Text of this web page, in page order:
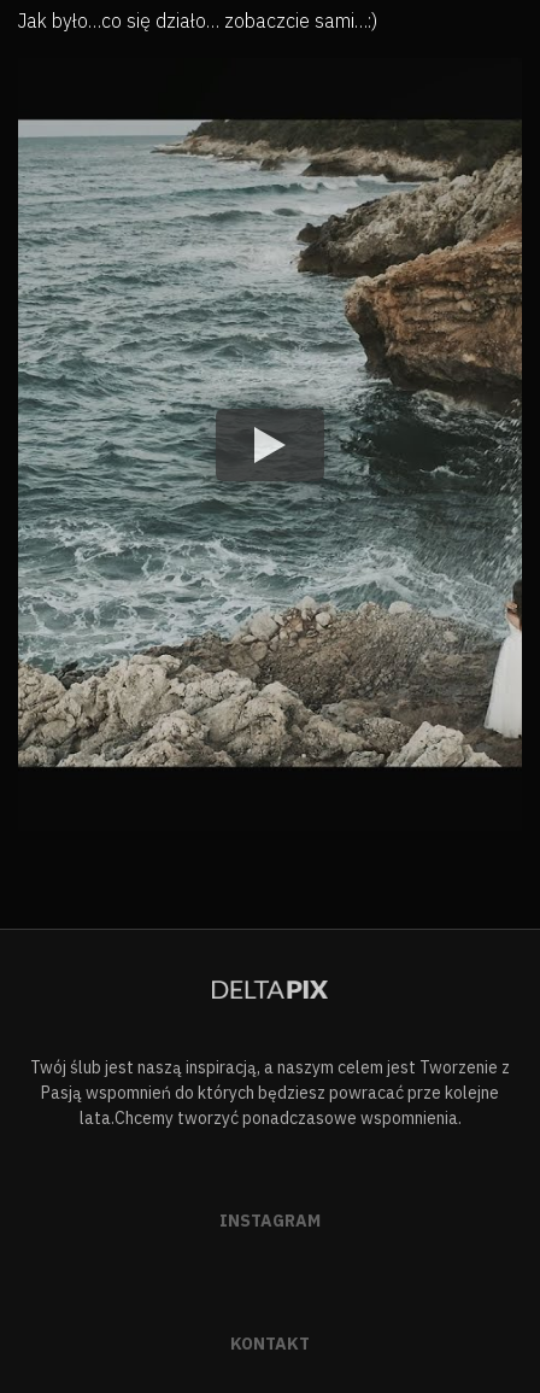
Jak było…co się działo… zobaczcie sami…:)
Twój ślub jest naszą inspiracją, a naszym celem jest Tworzenie z
Pasją wspomnień do których będziesz powracać prze kolejne
lata.Chcemy tworzyć ponadczasowe wspomnienia.
INSTAGRAM
KONTAKT